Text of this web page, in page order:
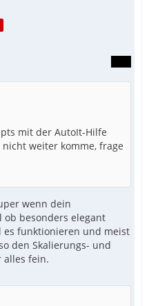
mit der AutoIt-Hilfe
weiter komme, frage
wenn dein
besonders elegant
es funktionieren und meist
den Skalierungs- und
alles fein.